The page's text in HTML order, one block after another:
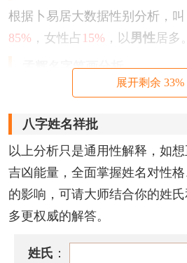
根据卜易居大数据性别分析，叫
85% ，女性占 15% ，以 男性 居多。
孟辉名字笔画分析
字，为上下结构，繁体字
8
划。
『辉』 字，为左右结构，繁体
12划。
该名字的五格笔画搭配为：8-12
孟辉名字性格印象
心情乐观而豪爽，喜欢积极交
展开剩余 33%
八字姓名祥批
以上分析只是通用性解释，如
吉凶能量，全面掌握姓名对性
的影响，可请大师结合你的姓
多更权威的解答。
姓氏 ：